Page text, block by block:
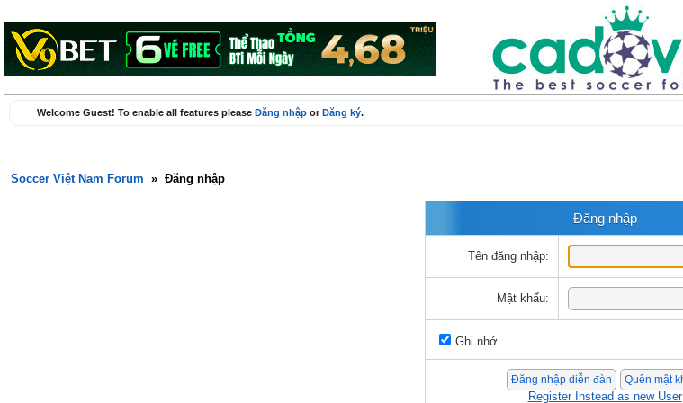
Welcome Guest! To enable all features please Đăng nhập orĐăng ký.
Soccer Việt Nam Forum » Đăng nhập
Đăng nhập
Tên đăng nhập:
Mật khẩu:
Ghi nhớ
Register Instead as new User